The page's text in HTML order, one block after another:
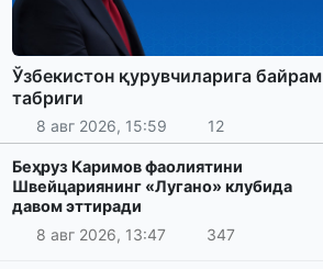
Ўзбекистон қурувчиларига байрам
табриги
8 авг 2026, 15:59 12
Беҳруз Каримов фаолиятини
Швейцариянинг «Лугано» клубида
давом эттиради
8 авг 2026, 13:47
347